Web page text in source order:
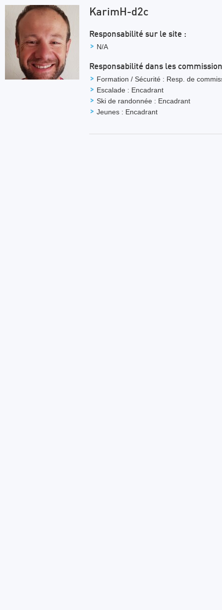
KarimH-d2c
Responsabilité sur le site :
N/A
Responsabilité dans les
Formation / Sécurité : Resp. de
Escalade : Encadrant
Ski de randonnée : Encadrant
Jeunes : Encadrant